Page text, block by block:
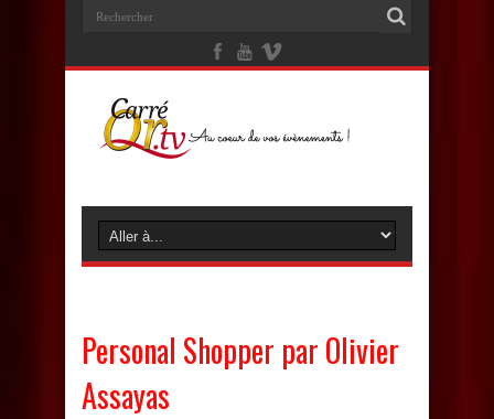
Personal Shopper par Olivier
Assayas